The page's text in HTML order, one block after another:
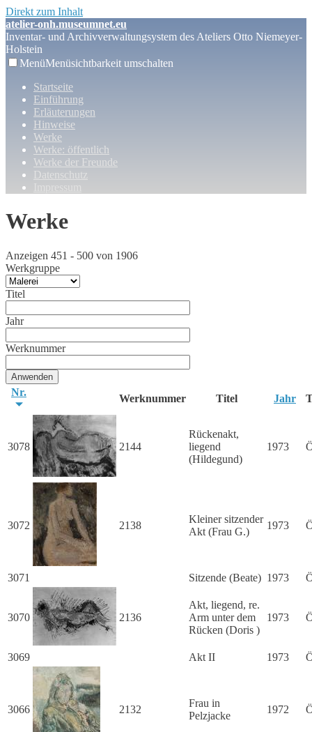
Direkt zum Inhalt
atelier-onh.museumnet.eu
Inventar- und Archivverwaltungsystem des Ateliers Otto Niemeyer-
Holstein
MenüMenüsichtbarkeit umschalten
Startseite
Einführung
Erläuterungen
Hinweise
Werke
Werke: öffentlich
Werke der Freunde
Datenschutz
Impressum
Werke
Anzeigen 451 - 500 von 1906
Werkgruppe
Titel
Jahr
Werknummer
Nr.
Werknummer Titel Jahr
3078 2144
Rückenakt,
liegend
(Hildegund)
1973
3072 2138
Kleiner sitzender
Akt (Frau G.)
1973
3071 Sitzende (Beate) 1973
3070 2136
Akt, liegend, re.
Arm unter dem
Rücken (Doris )
1973
3069 Akt II 1973
3066 2132
Frau in
Pelzjacke
1972